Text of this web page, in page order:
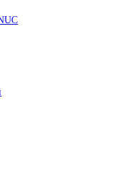
LS 628C
LS 688C
LC 185
LC 195F
FANUC